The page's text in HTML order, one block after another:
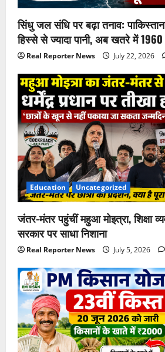
सिंधु जल संधि पर बढ़ा तनाव:
हिस्से से ज्यादा पानी, अब खतरे में
Real Reporter News July 22, 2026
Education Uncategorized
जंतर-मंतर पहुंचीं महुआ मोइत्रा, शिक्षा
सरकार पर साधा निशाना
Real Reporter News July 5, 2026